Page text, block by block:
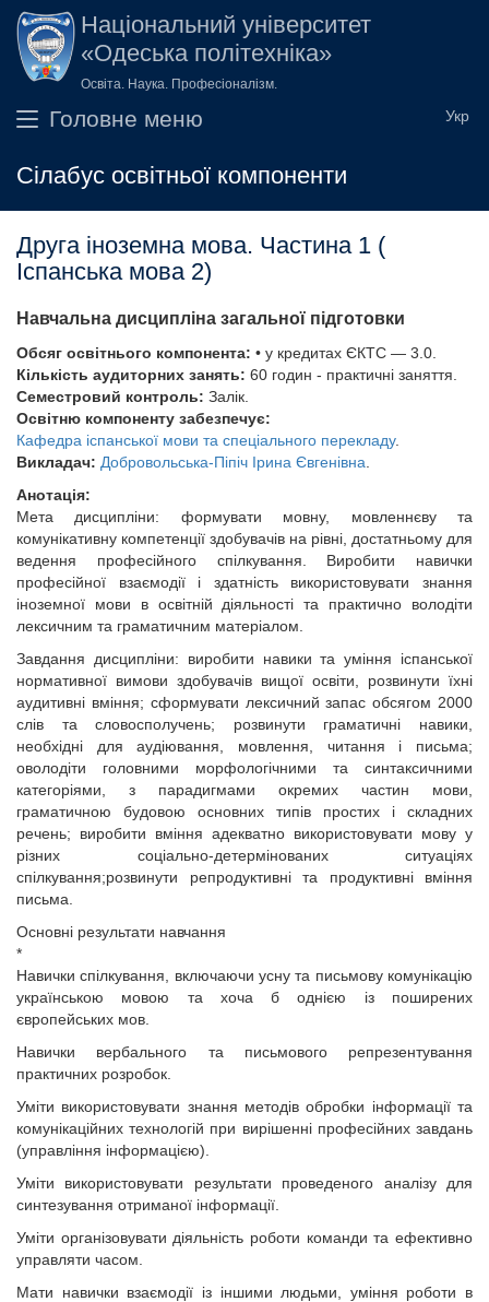
Перейти до основного вмісту
Національний університет
«Одеська політехніка»
Освіта. Наука. Професіоналізм.
Головне меню
Сілабус освітньої компоненти
Друга іноземна мова. Частина 1 (
Іспанська мова 2)
Навчальна дисципліна загальної підготовки
Обсяг освітнього компонента: • у кредитах ЄКТС — 3.0.
Кількість аудиторних занять: 60 годин - практичні заняття.
Семестровий контроль: Залік.
Освітню компоненту забезпечує:
Кафедра іспанської мови та спеціального перекладу.
Викладач: Добровольська-Піпіч Ірина Євгенівна
Анотація:
Мета дисципліни: формувати мовну, мовленнєву та
комунікативну компетенції здобувачів на рівні, достатньому для
ведення професійного спілкування. Виробити навички
професійної взаємодії і здатність використовувати знання
іноземної мови в освітній діяльності та практично володіти
лексичним та граматичним матеріалом.
Завдання дисципліни: виробити навики та уміння іспанської
нормативної вимови здобувачів вищої освіти, розвинути їхні
аудитивні вміння; сформувати лексичний запас обсягом 2000
слів та словосполучень; розвинути граматичні навики,
необхідні для аудіювання, мовлення, читання і письма;
оволодіти головними морфологічними та синтаксичними
категоріями, з парадигмами окремих частин мови,
граматичною будовою основних типів простих і складних
речень; виробити вміння адекватно використовувати мову у
різних соціально-детермінованих ситуаціях
спілкування;розвинути репродуктивні та продуктивні вміння
письма.
Основні результати навчання
*
Навички спілкування, включаючи усну та письмову комунікацію
українською мовою та хоча б однією із поширених
європейських мов.
Навички вербального та письмового репрезентування
практичних розробок.
Уміти використовувати знання методів обробки інформації та
комунікаційних технологій при вирішенні професійних завдань
(управління інформацією).
Уміти використовувати результати проведеного аналізу для
синтезування отриманої інформації.
Уміти організовувати діяльність роботи команди та ефективно
управляти часом.
Мати навички взаємодії із іншими людьми, уміння роботи в